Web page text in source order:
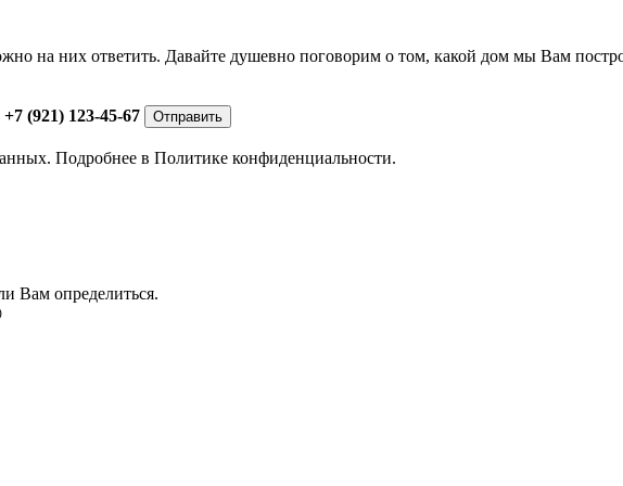
на них ответить. Давайте душевно поговорим о том, какой дом мы Вам
+7 (921) 123-45-67 Отправить
Подробнее в Политике конфиденциальности.
Вам определиться.